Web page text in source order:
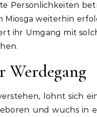
Persönlichkeiten
weiterhin
ihr Umgang mit
Werdegang
lohnt sich
und wuchs in